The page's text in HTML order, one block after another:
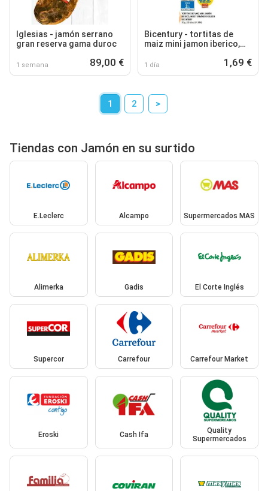
Iglesias - jamón serrano
gran reserva gama duroc
1 semana 89,00 €
Bicentury - tortitas de
maiz mini jamon iberico,
1 día 1,69 €
1 2 >
Tiendas con Jamón en su surtido
E.Leclerc Alcampo Supermercados MAS
Alimerka Gadis El Corte Inglés
Supercor Carrefour Carrefour Market
Eroski Cash Ifa
Quality
Supermercados